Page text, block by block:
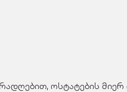
ოსტატების მიერ